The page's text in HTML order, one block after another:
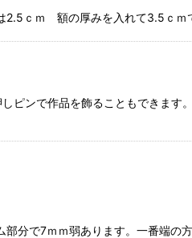
2.5ｃｍ 額の厚みを入れて3.5ｃ
ンで作品を飾ることもできま
部分で7ｍｍ弱あります。一番